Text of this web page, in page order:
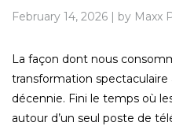
February 14, 2026 | by Maxx
La façon dont nous
transformation spectaculaire
décennie. Fini le temps où
autour d’un seul poste de